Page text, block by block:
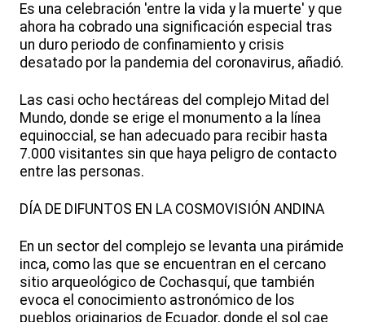
Es una celebración 'entre la vida y la muerte' y que
ahora ha cobrado una significación especial tras
un duro periodo de confinamiento y crisis
desatado por la pandemia del coronavirus, añadió.
Las casi ocho hectáreas del complejo Mitad del
Mundo, donde se erige el monumento a la línea
equinoccial, se han adecuado para recibir hasta
7.000 visitantes sin que haya peligro de contacto
entre las personas.
DÍA DE DIFUNTOS EN LA COSMOVISIÓN ANDINA
En un sector del complejo se levanta una pirámide
inca, como las que se encuentran en el cercano
sitio arqueológico de Cochasquí, que también
evoca el conocimiento astronómico de los
pueblos originarios de Ecuador, donde el sol cae